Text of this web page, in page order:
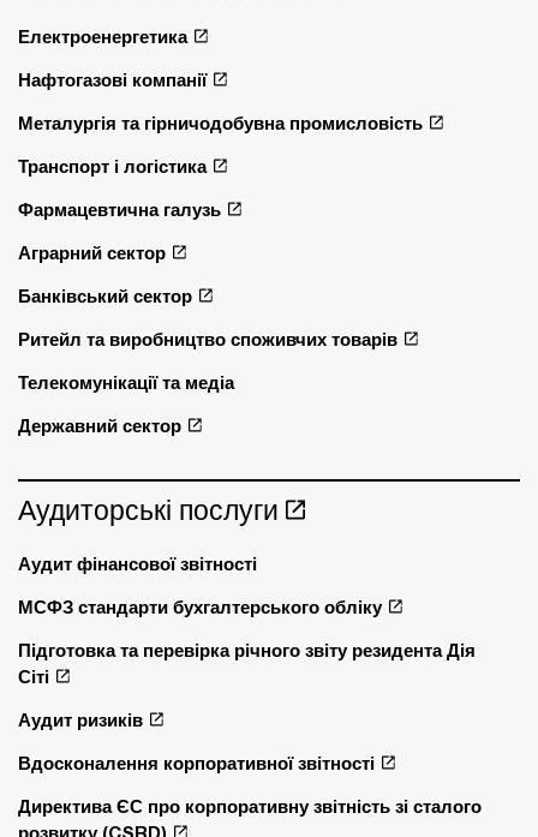
Електроенергетика
Нафтогазові компанії
Металургія та гірничодобувна промисловість
Транспорт і логістика
Фармацевтична галузь
Аграрний сектор
Банківський сектор
Ритейл та виробництво споживчих товарів
Телекомунікації та медіа
Державний сектор
Аудиторські послуги
Аудит фінансової звітності
МСФЗ стандарти бухгалтерського обліку
Підготовка та перевірка річного звіту резидента Дія
Сіті
Аудит ризиків
Вдосконалення корпоративної звітності
Директива ЄС про корпоративну звітність зі сталого
розвитку (CSRD)